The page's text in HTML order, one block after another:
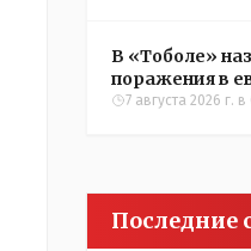
В «Тоболе»
поражения в
7 августа 2026 г. в
Последние